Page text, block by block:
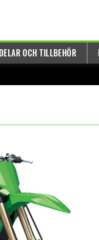
DELAR OCH TILLBEHÖR